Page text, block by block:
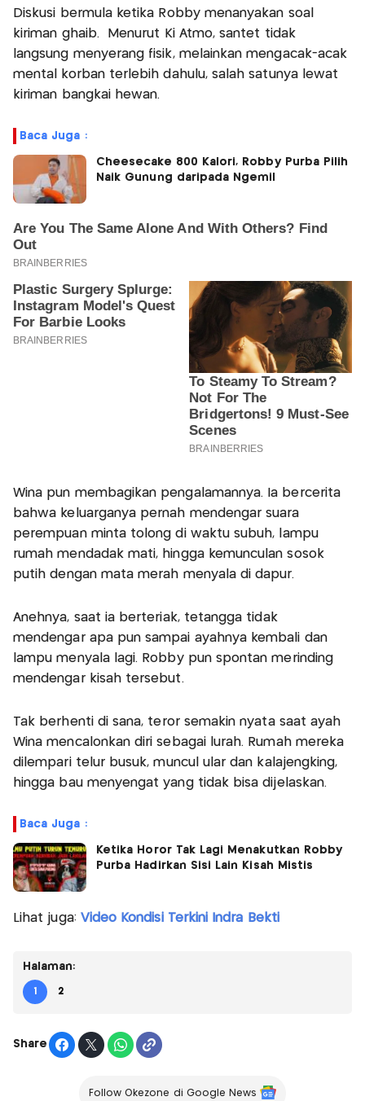
Diskusi bermula ketika Robby menanyakan soal
kiriman ghaib. Menurut Ki Atmo, santet tidak
langsung menyerang fisik, melainkan mengacak-acak
mental korban terlebih dahulu, salah satunya lewat
kiriman bangkai hewan.
Baca Juga :
Cheesecake 800 Kalori, Robby Purba Pilih
Naik Gunung daripada Ngemil
Wina pun membagikan pengalamannya. Ia bercerita
bahwa keluarganya pernah mendengar suara
perempuan minta tolong di waktu subuh, lampu
rumah mendadak mati, hingga kemunculan sosok
putih dengan mata merah menyala di dapur.
Anehnya, saat ia berteriak, tetangga tidak
mendengar apa pun sampai ayahnya kembali dan
lampu menyala lagi. Robby pun spontan merinding
mendengar kisah tersebut.
Tak berhenti di sana, teror semakin nyata saat ayah
Wina mencalonkan diri sebagai lurah. Rumah mereka
dilempari telur busuk, muncul ular dan kalajengking,
hingga bau menyengat yang tidak bisa dijelaskan.
Baca Juga :
Ketika Horor Tak Lagi Menakutkan Robby
Purba Hadirkan Sisi Lain Kisah Mistis
Lihat juga: Video Kondisi Terkini Indra Bekti
Halaman:
1 2
Share
Follow Okezone di Google News